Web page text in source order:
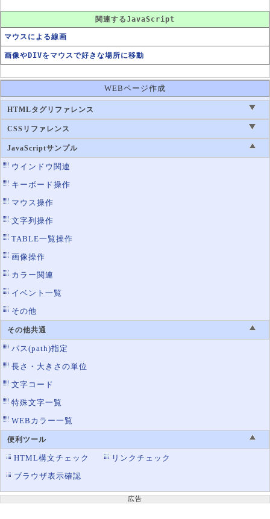
関連するJavaScript
マウスによる線画
画像やDIVをマウスで好きな場所に移動
WEBページ作成
HTMLタグリファレンス
CSSリファレンス
JavaScriptサンプル
ウインドウ関連
キーボード操作
マウス操作
文字列操作
TABLE一覧操作
画像操作
カラー関連
イベント一覧
その他
その他共通
パス(path)指定
長さ・大きさの単位
文字コード
特殊文字一覧
WEBカラー一覧
便利ツール
HTML構文チェック
リンクチェック
ブラウザ表示確認
広告